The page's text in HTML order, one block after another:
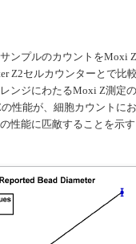
ンプルのカウントをMoxi Z
Z2セルカウンターとで比
ンジにわたるMoxi Z測定
性能が、細胞カウントに
性能に匹敵することを示